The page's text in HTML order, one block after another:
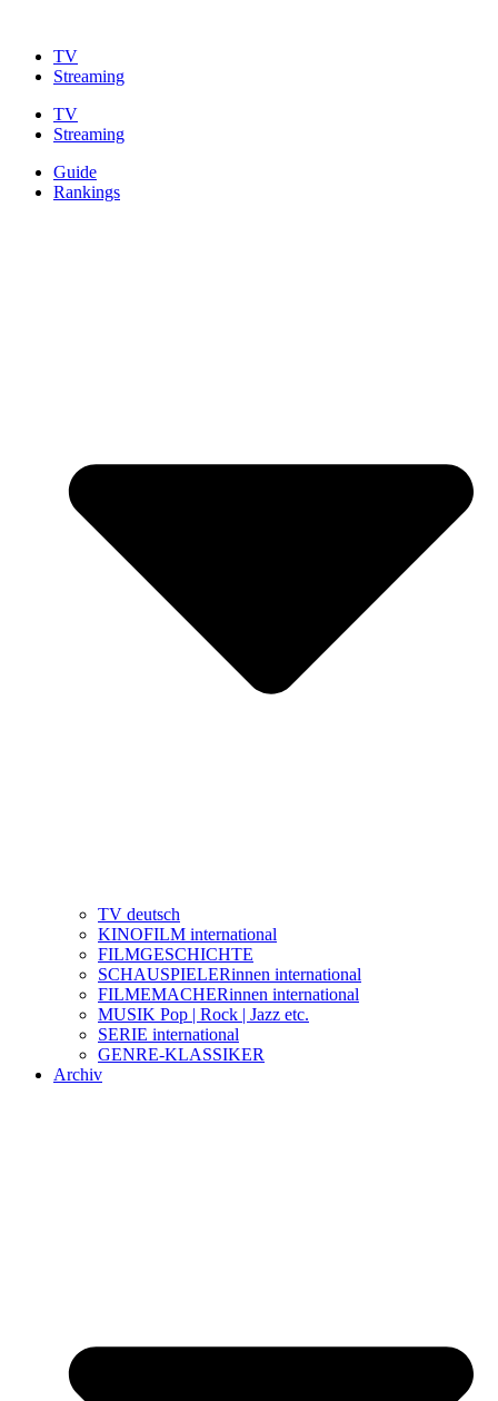
springenTV
Streaming
TV
Streaming
Guide
Rankings
TV deutsch
KINOFILM international
FILMGESCHICHTE
SCHAUSPIELERinnen international
FILMEMACHERinnen international
MUSIK Pop | Rock | Jazz etc.
SERIE international
GENRE-KLASSIKER
Archiv